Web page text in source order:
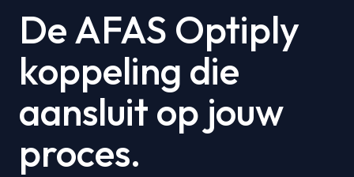
De AFAS Optiply
koppeling die
aansluit op jouw
proces.